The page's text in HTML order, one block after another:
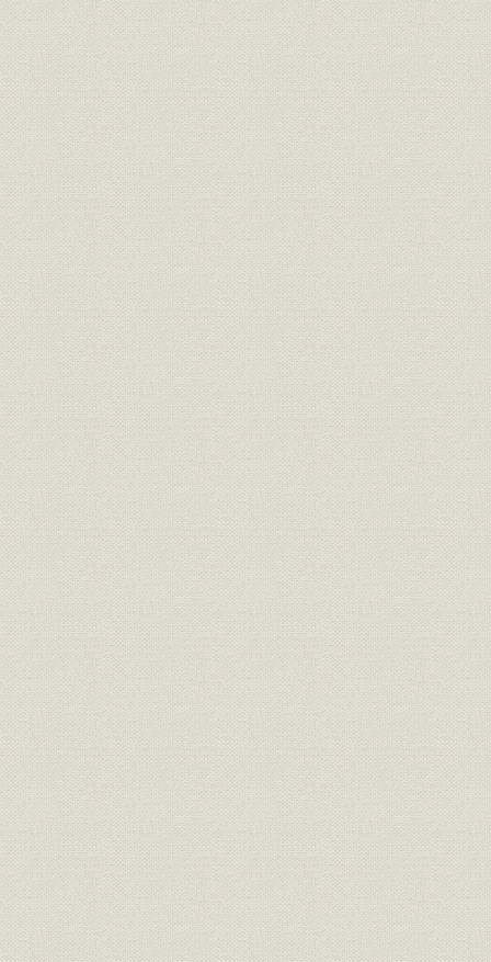
組織;規則 盟約書 明治九年
規則;役員 大元方規程 明治九年
財務・業績
大元方 明治九年春季・秋季惣勘
定
明治九年
定、明治
惣勘定
経営
三井物産会社創立願書(会社創立
御願)
明治九年
経営;規則
三井物産会社創立ニ付同族ト物
産会社々主トノ約定書
明治九年
規則 三井物産会社規則 明治九年
規則 三井物産会社商売取扱手続概略 明治九年
組織;従業員 三井物産会社社員職制 明治一三
財務・業績
三井物産会社資本金額確定ニ付
三井組大元方宛通知状
明治一三
経営;規則
大元方規程改正ニ付相談心得覚
書
明治一〇
経営;規則 盟約書之内改正箇条書 明治一一年
経営;規則 大元方規定改正書 明治一一
経営 明治十六年誓約書 明治一六
経営 三井高福 大元方改正意見書 明治一八
経営 (大元方改役)御尋ニ付見込書 明治一八
経営 三井高福 申談書 明治一八
財務・業績 明治十八年大元方出費改正書写 明治一八年
経営 家長方議書 明治一九